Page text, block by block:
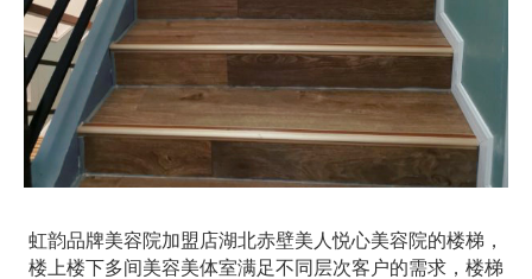
虹韵品牌美容院加盟店湖北赤壁美人悦心美容院的楼梯，
楼上楼下多间美容美体室满足不同层次客户的需求，楼梯